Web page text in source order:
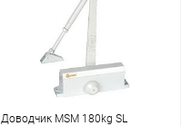
Доводчик MSM 180kg SL